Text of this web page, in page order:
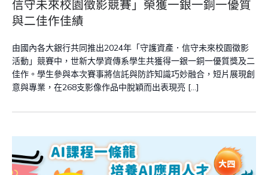
信守未來校園徵影競賽」榮獲一銀一銅一優質
與二佳作佳績
由國內各大銀行共同推出2024年「守護資產．信守未來校園徵影
活動」競賽中，世新大學資傳系學生共獲得一銀一銅一優質獎及二
佳作。學生參與本次賽事將信託與防詐知識巧妙融合，短片展現創
意與專業，在268支影像作品中脫穎而出表現亮 […]